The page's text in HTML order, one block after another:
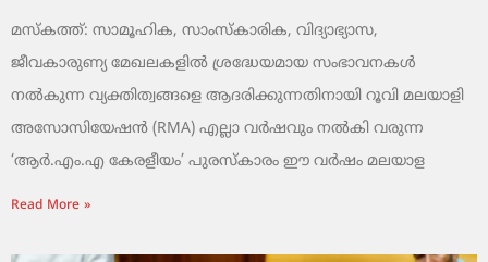
മസ്കത്ത്: സാമൂഹിക, സാംസ്‌കാരിക, വിദ്യാഭ്യാസ,
ജീവകാരുണ്യ മേഖലകളിൽ ശ്രദ്ധേയമായ സംഭാവനകൾ
നൽകുന്ന വ്യക്തിത്വങ്ങളെ ആദരിക്കുന്നതിനായി റൂവി മലയാളി
അസോസിയേഷൻ (RMA) എല്ലാ വർഷവും നൽകി വരുന്ന
‘ആർ.എം.എ കേരളീയം’ പുരസ്‌കാരം ഈ വർഷം മലയാള
Read More »